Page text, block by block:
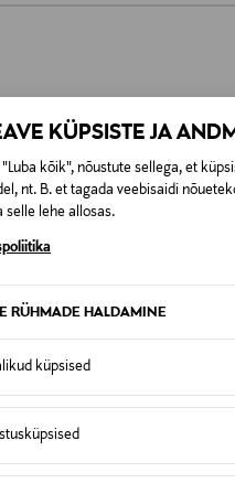
KÜPSISTE JA
kõik", nõustute sellega, et
nt. B. et tagada veebisaidi
selle lehe allosas.
RÜHMADE HALDAMINE
küpsised
KA